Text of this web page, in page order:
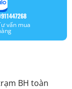
vấn mua
BH toàn